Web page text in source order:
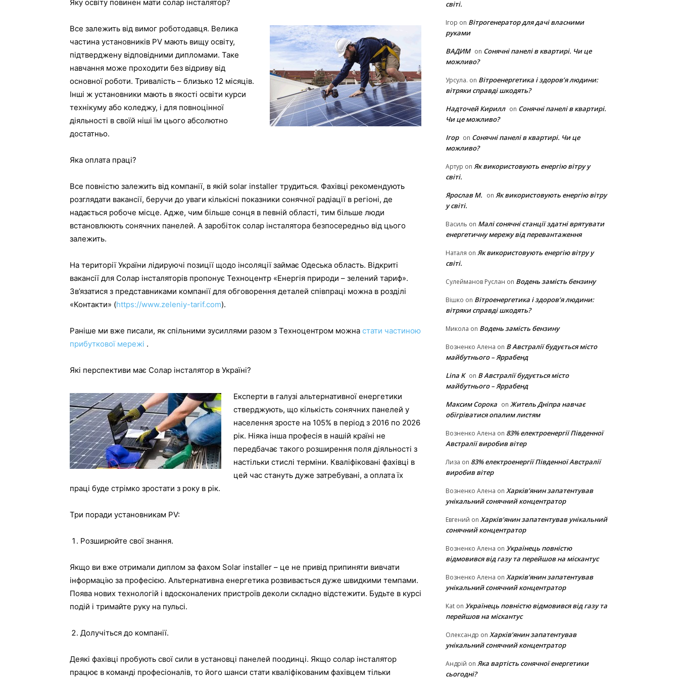
Яку освіту повинен мати солар інсталятор?
Все залежить від вимог роботодавця. Велика
частина установників PV мають вищу освіту,
підтверджену відповідними дипломами. Таке
навчання може проходити без відриву від
основної роботи. Тривалість – близько 12 місяців.
Інші ж установники мають в якості освіти курси
технікуму або коледжу, і для повноцінної
діяльності в своїй ніші їм цього абсолютно
достатньо.
Яка оплата праці?
Все повністю залежить від компанії, в якій solar installer трудиться. Фахівці рекомендують
розглядати вакансії, беручи до уваги кількісні показники сонячної радіації в регіоні, де
надається робоче місце. Адже, чим більше сонця в певній області, тим більше люди
встановлюють сонячних панелей. А заробіток солар інсталятора безпосередньо від цього
залежить.
На території України лідируючі позиції щодо інсоляції займає Одеська область. Відкриті
вакансії для Солар інсталяторів пропонує Техноцентр «Енергія природи – зелений тариф».
Зв’язатися з представниками компанії для обговорення деталей співпраці можна в розділі
«Контакти» (https://www.zeleniy-tarif.com).
Раніше ми вже писали, як спільними зусиллями разом з Техноцентром можна стати частиною
прибуткової мережі .
Які перспективи має Солар інсталятор в Україні?
Експерти в галузі альтернативної енергетики
стверджують, що кількість сонячних панелей у
населення зросте на 105% в період з 2016 по 2026
рік. Ніяка інша професія в нашій країні не
передбачає такого розширення поля діяльності з
настільки стислі терміни. Кваліфіковані фахівці в
цей час стануть дуже затребувані, а оплата їх
праці буде стрімко зростати з року в рік.
Три поради установникам PV:
Розширюйте свої знання.
Якщо ви вже отримали диплом за фахом Solar installer – це не привід припиняти вивчати
інформацію за професією. Альтернативна енергетика розвивається дуже швидкими темпами.
Поява нових технологій і вдосконалених пристроїв деколи складно відстежити. Будьте в курсі
подій і тримайте руку на пульсі.
Долучіться до компанії.
Деякі фахівці пробують свої сили в установці панелей поодинці. Якщо солар інсталятор
працює в команді професіоналів, то його шанси стати кваліфікованим фахівцем тільки
світі.
Ігор on Вітрогенератор для дачі власними
руками
ВАДИМ on Сонячні панелі в квартирі. Чи це
можливо?
Урсула. on Вітроенергетика і здоров’я людини:
вітряки cправді шкодять?
Надточей Кирилл on Сонячні панелі в квартирі.
Чи це можливо?
Ігор on Сонячні панелі в квартирі. Чи це
можливо?
Артур on Як використовують енергію вітру у
світі.
Ярослав М. on Як використовують енергію вітру
у світі.
Василь on Малі сонячні станції здатні врятувати
енергетичну мережу від перевантаження
Наталя on Як використовують енергію вітру у
світі.
Сулейманов Руслан on Водень замість бензину
Вішко on Вітроенергетика і здоров’я людини:
вітряки cправді шкодять?
Микола on Водень замість бензину
Возненко Алена on В Австралії будується місто
майбутнього – Яррабенд
Lina K on В Австралії будується місто
майбутнього – Яррабенд
Максим Сорока on Житель Дніпра навчає
обігріватися опалим листям
Возненко Алена on 83% електроенергії Південної
Австралії виробив вітер
Лиза on 83% електроенергії Південної Австралії
виробив вітер
Возненко Алена on Харків’янин запатентував
унікальний сонячний концентратор
Евгений on Харків’янин запатентував унікальний
сонячний концентратор
Возненко Алена on Українець повністю
відмовився від газу та перейшов на міскантус
Возненко Алена on Харків’янин запатентував
унікальний сонячний концентратор
Kat on Українець повністю відмовився від газу та
перейшов на міскантус
Олександр on Харків’янин запатентував
унікальний сонячний концентратор
Андрій on Яка вартість сонячної енергетики
сьогодні?